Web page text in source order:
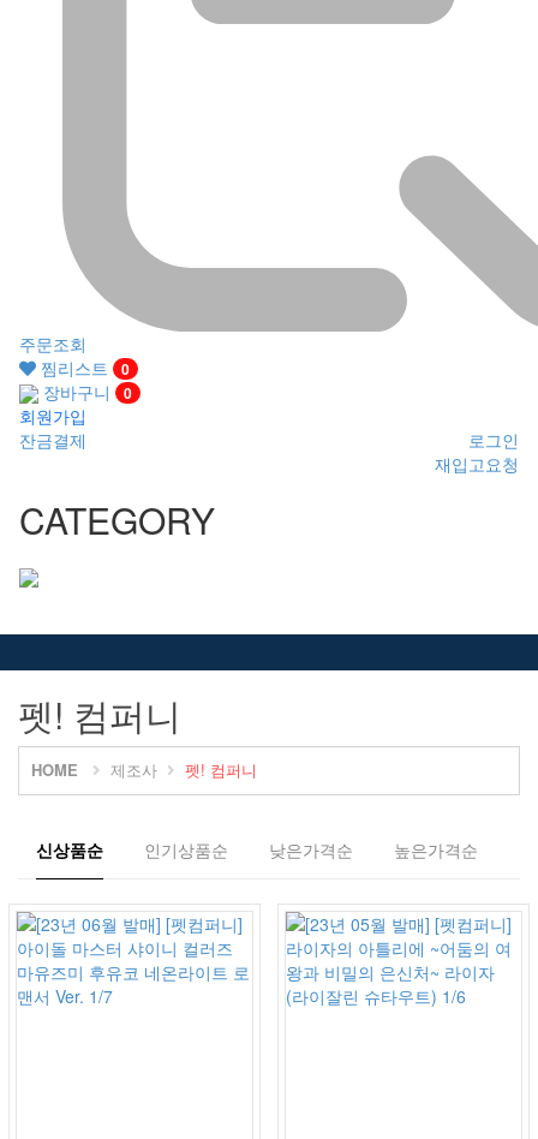
주문조회
찜리스트
0
장바구니 0
회원가입
로그인
잔금결제
재입고요청
CATEGORY
펫! 컴퍼니
HOME 제조사 펫! 컴퍼니
신상품순 인기상품순 낮은가격순 높은가격순